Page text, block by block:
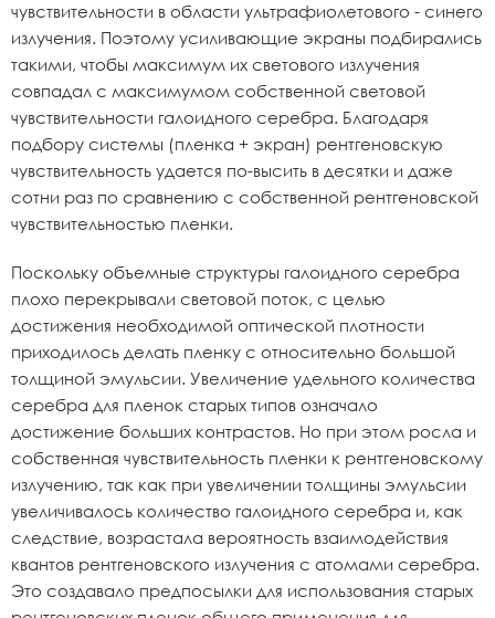
чувствительности в области ультрафиолетового - синего
излучения. Поэтому усиливающие экраны подбирались
такими, чтобы максимум их светового излучения
совпадал с максимумом собственной световой
чувствительности галоидного серебра. Благодаря
подбору системы (пленка + экран) рентгеновскую
чувствительность удается по-высить в десятки и даже
сотни раз по сравнению с собственной рентгеновской
чувствительностью пленки.
Поскольку объемные структуры галоидного серебра
плохо перекрывали световой поток, с целью
достижения необходимой оптической плотности
приходилось делать пленку с относительно большой
толщиной эмульсии. Увеличение удельного количества
серебра для пленок старых типов означало
достижение больших контрастов. Но при этом росла и
собственная чувствительность пленки к рентгеновскому
излучению, так как при увеличении толщины эмульсии
увеличивалось количество галоидного серебра и, как
следствие, возрастала вероятность взаимодействия
квантов рентгеновского излучения с атомами серебра.
Это создавало предпосылки для использования старых